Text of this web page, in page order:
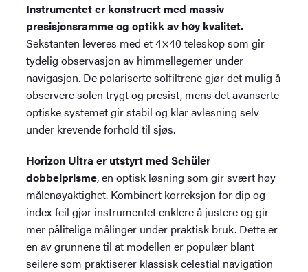
Instrumentet er konstruert med massiv
presisjonsramme og optikk av høy kvalitet.
Sekstanten leveres med et 4×40 teleskop som gir
tydelig observasjon av himmellegemer under
navigasjon. De polariserte solfiltrene gjør det mulig å
observere solen trygt og presist, mens det avanserte
optiske systemet gir stabil og klar avlesning selv
under krevende forhold til sjøs.
Horizon Ultra er utstyrt med Schüler
dobbelprisme, en optisk løsning som gir svært høy
målenøyaktighet. Kombinert korreksjon for dip og
index-feil gjør instrumentet enklere å justere og gir
mer pålitelige målinger under praktisk bruk. Dette er
en av grunnene til at modellen er populær blant
seilere som praktiserer klassisk celestial navigation